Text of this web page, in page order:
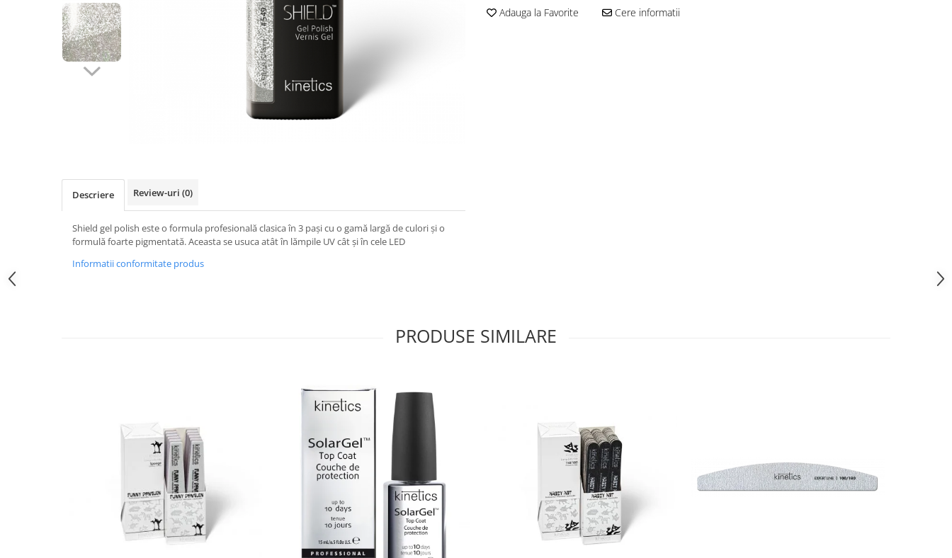
Geluri de Constructie
Gel In Bottle
Clasic Gel Medium
Jelly Gel Medium
Tratament Filler cu Acid Hyaluronic
Puro Sole (protectie solara)
Adauga la Favorite Cere informatii
Descriere Review-uri (0)
Shield gel polish este o formula profesională clasica în 3 pași cu o gamă largă de culori și o
formulă foarte pigmentată. Aceasta se usuca atât în lămpile UV cât și în cele LED
Informatii conformitate produs
PRODUSE SIMILARE